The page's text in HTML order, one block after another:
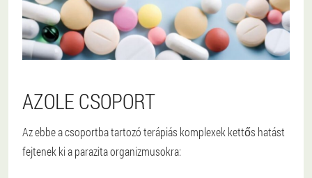
AZOLE CSOPORT
Az ebbe a csoportba tartozó terápiás komplexek kettős hatást
fejtenek ki a parazita organizmusokra: